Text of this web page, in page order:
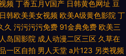
频 丁香五月V国产 日韩黄色网址 豆
日韩欧美美女视频 欧美A级黄色影院 丁
久 污污污污免费 91金典免费 欧美三
岛国影院 成人动漫二区三区 久草在
一区自拍 男人天堂 a片123 另类视频